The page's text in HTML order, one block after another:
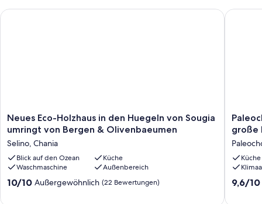
Neues
Eco-
Holzhaus
in
den
Huegeln
von
Sougia
Neues Eco-Holzhaus in den Huegeln von Sougia
umringt von Bergen & Olivenbaeumen
Selino, Chania
Blick auf den Ozean
Küche
Waschmaschine
Außenbereich
10.0
10/10 Außergewöhnlich (22 Bewertungen)
Neues Eco-Holzhaus in den Huegeln von Sougia umringt
-
Süd-
Chania
die
neue
große
große
Küche
9.6
9,6/10